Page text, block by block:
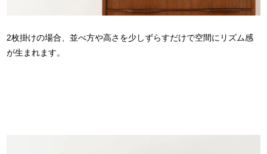
2枚掛けの場合、並べ方や高さを少しずらすだけで空間にリズム感
が生まれます。